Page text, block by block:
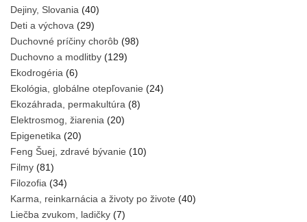
Dejiny, Slovania (40)
Deti a výchova (29)
Duchovné príčiny chorôb (98)
Duchovno a modlitby (129)
Ekodrogéria (6)
Ekológia, globálne otepľovanie (24)
Ekozáhrada, permakultúra (8)
Elektrosmog, žiarenia (20)
Epigenetika (20)
Feng Šuej, zdravé bývanie (10)
Filmy (81)
Filozofia (34)
Karma, reinkarnácia a životy po živote (40)
Liečba zvukom, ladičky (7)